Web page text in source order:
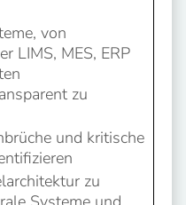
von
LIMS, MES, ERP
zu
und kritische
zu